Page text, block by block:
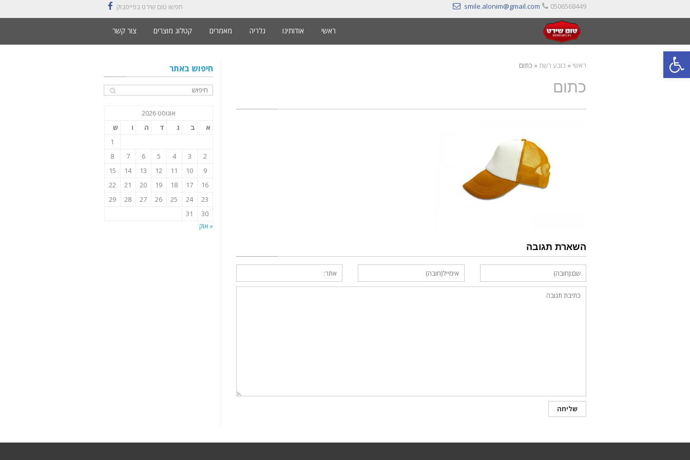
פתח סרגל נגישות
0506568449
smile.alonim@gmail.com חפשו טום שירט בפייסבוק
facebook
ראשי אודותינו גלריה מאמרים קטלוג מוצרים צור קשר
ראשי » כובע רשת » כתום
כתום
השארת תגובה
חיפוש באתר
אוגוסט 2026
א
ב ג ד ה ו
ש
1
2
3
4
5
6
7
8
9
10
11
12
13
14
15
16
17
18
19
20
21
22
23
24
25
26
27
28
29
30
31
« אוק